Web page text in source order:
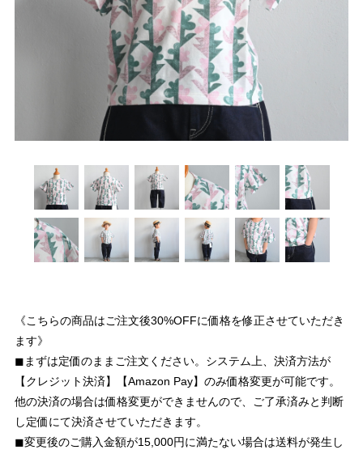
《こちらの商品はご注文後30%OFFに価格を修正させていただき
ます》
◼︎まずは定価のままご注文ください。システム上、決済方法が
【クレジット決済】【Amazon Pay】のみ価格変更が可能です。
他の決済の場合は価格変更ができませんので、ご了承済みと判断
し定価にて決済させていただきます。
◼︎変更後のご購入金額が15,000円に満たない場合は送料が発生し